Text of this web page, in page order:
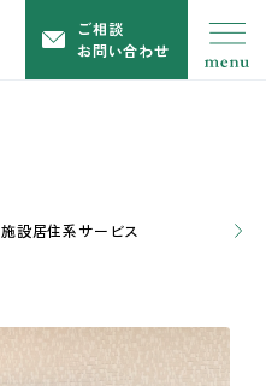
ご相談
お問い合わせ
施設居住系サービス